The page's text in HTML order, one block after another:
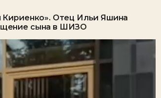
Кириенко». Отец Ильи Яшина
сына в ШИЗО